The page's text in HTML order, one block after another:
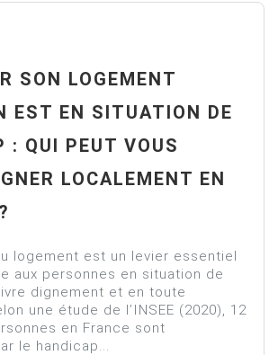
SON LOGEMENT
EST EN SITUATION DE
: QUI PEUT VOUS
LOCALEMENT EN
logement est un levier essentiel
aux personnes en situation de
dignement et en toute
une étude de l’INSEE (2020), 12
en France sont
le handicap...